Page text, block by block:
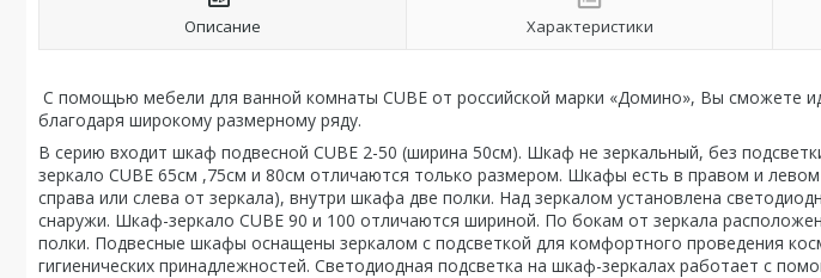
Описание Характеристики
С помощью мебели для ванной комнаты CUBE от российской марки «Домино», Вы сможете
благодаря широкому размерному ряду.
В серию входит шкаф подвесной CUBE 2-50 (ширина 50см). Шкаф не зеркальный, без
зеркало CUBE 65см ,75см и 80см отличаются только размером. Шкафы есть в правом и
справа или слева от зеркала), внутри шкафа две полки. Над зеркалом установлена
снаружи. Шкаф-зеркало CUBE 90 и 100 отличаются шириной. По бокам от зеркала
полки. Подвесные шкафы оснащены зеркалом с подсветкой для комфортного проведения
гигиенических принадлежностей. Светодиодная подсветка на шкаф-зеркалах работает с